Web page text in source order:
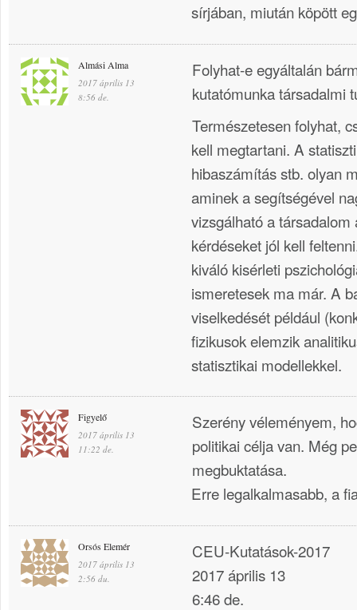
sírjában, miután köpött
Almási Alma
2017 április 13
8:56 de.
Folyhat-e egyáltalán
kutatómunka társadalmi
Természetesen folyhat,
kell megtartani. A
hibaszámítás stb. olyan
aminek a segítségével
vizsgálható a társadalom
kérdéseket jól kell
kiváló kisérleti
ismeretesek ma már. A
viselkedését például
fizikusok elemzik
statisztikai modellekkel.
Figyelő
2017 április 13
11:22 de.
Szerény véleményem,
politikai célja van. Még
megbuktatása.
Erre legalkalmasabb, a
Orsós Elemér
2017 április 13
2:56 du.
CEU-Kutatások-2017
2017 április 13
6:46 de.